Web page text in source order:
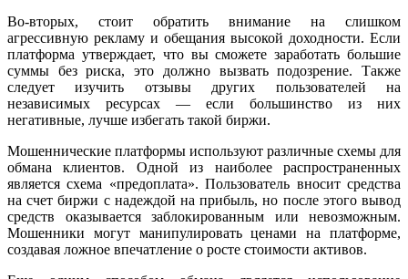
Во-вторых, стоит обратить внимание на слишком
агрессивную рекламу и обещания высокой доходности. Если
платформа утверждает, что вы сможете заработать большие
суммы без риска, это должно вызвать подозрение. Также
следует изучить отзывы других пользователей на
независимых ресурсах — если большинство из них
негативные, лучше избегать такой биржи.
Мошеннические платформы используют различные схемы для
обмана клиентов. Одной из наиболее распространенных
является схема «предоплата». Пользователь вносит средства
на счет биржи с надеждой на прибыль, но после этого вывод
средств оказывается заблокированным или невозможным.
Мошенники могут манипулировать ценами на платформе,
создавая ложное впечатление о росте стоимости активов.